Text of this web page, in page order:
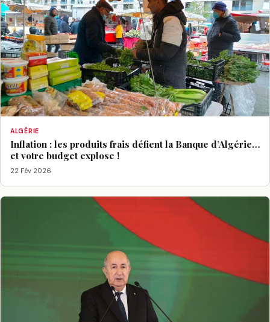
ALGÉRIE
Inflation : les produits frais défient la Banque d’Algérie…
et votre budget explose !
22 Fév 2026